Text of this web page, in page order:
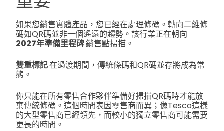
如果您銷售實體產品，您已經在處理條碼。轉向二維條
碼如QR碼並非一個遙遠的趨勢。該行業正在朝向
2027年準備里程碑銷售點掃描。
雙重標記在過渡期間，傳統條碼和QR碼並存將成為常
態。
你只能在所有零售合作夥伴準備好掃描QR碼時才能放
棄傳統條碼。這個時間表因零售商而異；像Tesco這樣
的大型零售商已經領先，而較小的獨立零售商可能需要
更長的時間。